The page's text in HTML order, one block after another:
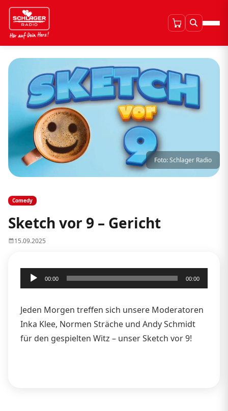
Foto: Schlager Radio
Comedy
Sketch vor 9 – Gericht
15.09.2025
Audio-
Player
00:00 00:00
Jeden Morgen treffen sich unsere Moderatoren
Inka Klee, Normen Sträche und Andy Schmidt
für den gespielten Witz – unser Sketch vor 9!